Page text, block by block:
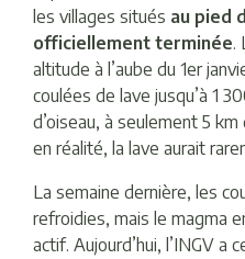
les villages situés au pied
officiellement terminée.
altitude à l’aube du 1er
coulées de lave jusqu’à 1
d’oiseau, à seulement 5
en réalité, la lave aurait
La semaine dernière, les
refroidies, mais le magma
actif. Aujourd’hui, l’INGV a